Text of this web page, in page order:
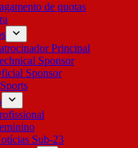
de quotas
Principal
Sponsor
Sponsor
Sub-23